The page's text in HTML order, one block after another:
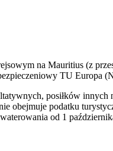
na Mauritius (z
TU Europa
posiłków
obejmuje podatku
od 1